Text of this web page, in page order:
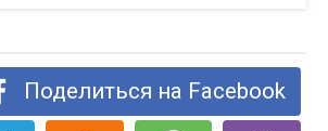
Поделиться на Facebook